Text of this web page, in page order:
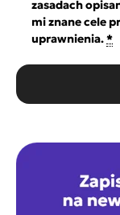
zasadach
mi znane cele
uprawnienia.*